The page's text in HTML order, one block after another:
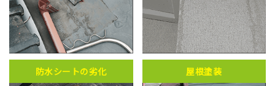
防水シートの劣化 屋根塗装